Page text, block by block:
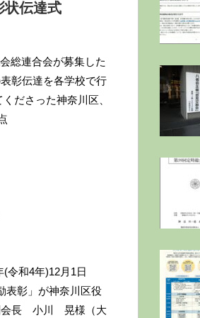
伝達式
総連合会が募集した
彰伝達を各学校で行
ださった神奈川区、
(令和4年)12月1日
彰」が神奈川区役
会長 小川 晃様（大